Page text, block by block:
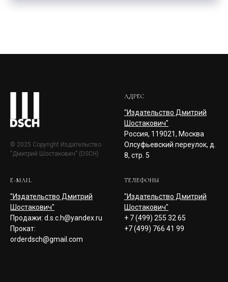
© 2025 Copyright Издательство
"Дмитрий Шостакович" (DSCH)
АДРЕС
"Издательство Дмитрий
Шостакович"
Россия, 119021, Москва
Олсуфьевский переулок, д.
8, стр. 5
E-MAIL
"Издательство Дмитрий
Шостакович"
Продажи: d.s.c.h@yandex.ru
Прокат:
orderdsch@gmail.com
ТЕЛЕФОНЫ
"Издательство Дмитрий
Шостакович"
+ 7 (499) 255 32 65
+7 (499) 766 41 99